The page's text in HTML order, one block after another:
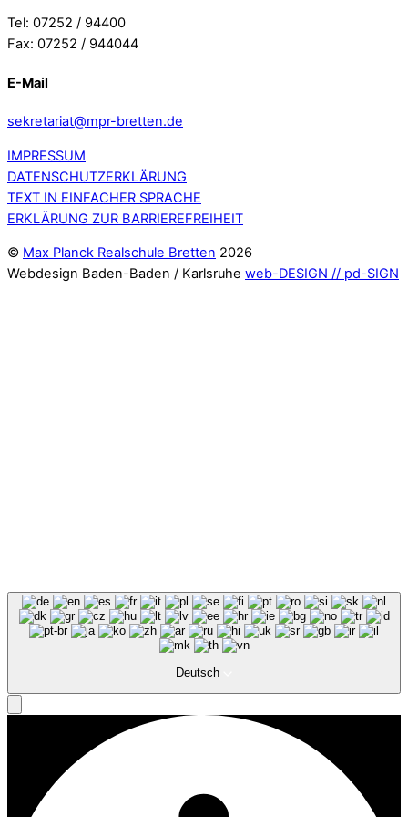
Tel: 07252 / 94400
Fax: 07252 / 944044
E-Mail
sekretariat@mpr-bretten.de
IMPRESSUM
DATENSCHUTZERKLÄRUNG
TEXT IN EINFACHER SPRACHE
ERKLÄRUNG ZUR BARRIEREFREIHEIT
© Max Planck Realschule Bretten 2026
Webdesign Baden-Baden / Karlsruhe web-DESIGN // pd-SIGN
Deutsch